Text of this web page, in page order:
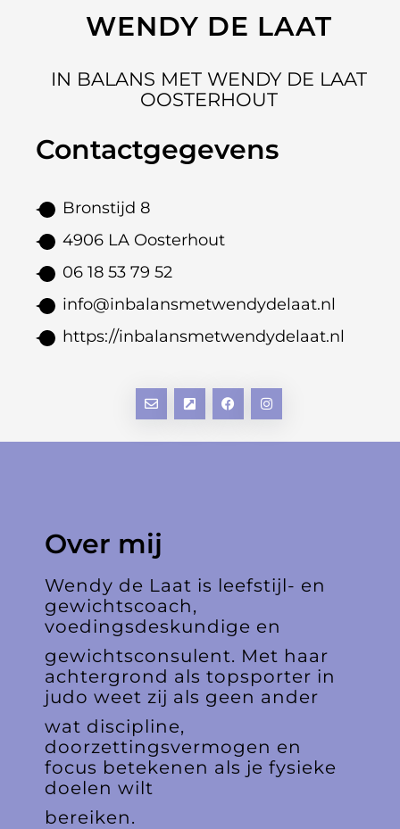
WENDY DE LAAT
IN BALANS MET WENDY DE LAAT
OOSTERHOUT
Contactgegevens
Bronstijd 8
4906 LA Oosterhout
06 18 53 79 52
info@inbalansmetwendydelaat.nl
https://inbalansmetwendydelaat.nl
Over mij
Wendy de Laat is leefstijl- en
gewichtscoach,
voedingsdeskundige en
gewichtsconsulent. Met haar
achtergrond als topsporter in
judo weet zij als geen ander
wat discipline,
doorzettingsvermogen en
focus betekenen als je fysieke
doelen wilt
bereiken.